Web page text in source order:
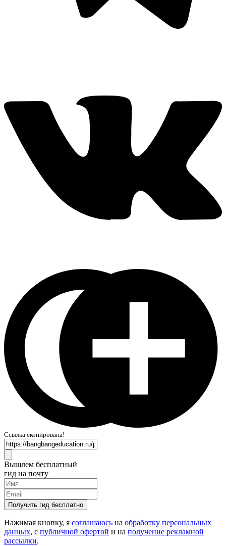
Ссылка скопирована!
Вышлем бесплатный
гид на почту
Получить гид бесплатно
Нажимая кнопку, я соглашаюсь на обработку персональных
данных, с публичной офертой и на получение рекламной
рассылки.